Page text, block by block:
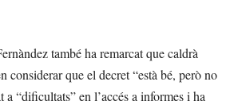
també ha remarcat que caldrà
considerar que el decret “està bé, però no
a “dificultats” en l’accés a informes i ha